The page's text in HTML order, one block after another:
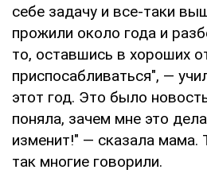
себе задачу и все-таки
прожили около года и
то, оставшись в хороших
приспосабливаться", —
этот год. Это было
поняла, зачем мне это
изменит!" — сказала мама.
так многие говорили.